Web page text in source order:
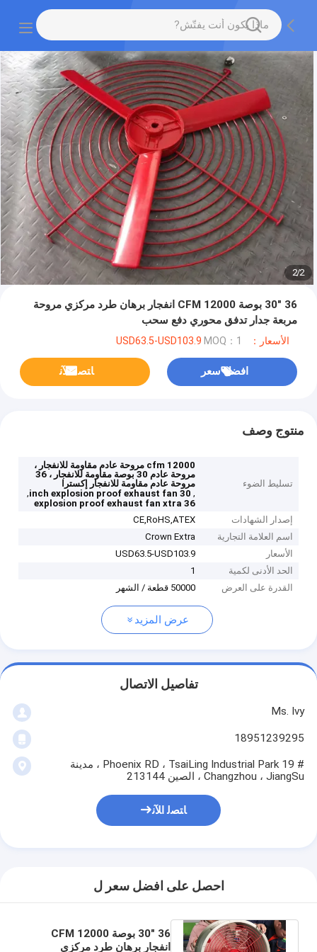
2
/
2
36 "30 بوصة 12000 CFM انفجار برهان طرد مركزي مروحة
مربعة جدار تدفق محوري دفع سحب
الأسعار：USD63.5-USD103.9 MOQ：1
افضل سعر ﺎﺘﺼﻟ ﺍﻶﻧ
منتوج وصف
تسليط الضوء
12000 cfm مروحة عادم مقاومة للانفجار ،
مروحة عادم 30 بوصة مقاومة للانفجار ، 36
مروحة عادم مقاومة للانفجار إكسترا
,
30 inch explosion proof exhaust fan
,
36 explosion proof exhaust fan xtra
إصدار الشهادات
CE,RoHS,ATEX
اسم العلامة التجارية
Crown Extra
الأسعار
USD63.5-USD103.9
الحد الأدنى لكمية
1
القدرة على العرض
50000 قطعة / الشهر
عرض المزيد
تفاصيل الاتصال
Ms. Ivy
18951239295
# 19 Phoenix RD ، TsaiLing Industrial Park ، مدينة
Changzhou ، JiangSu ، الصين 213144
ﺎﺘﺼﻟ ﺍﻶﻧ
احصل على افضل سعر ل
36 "30 بوصة 12000 CFM
انفجار برهان طرد مركزي